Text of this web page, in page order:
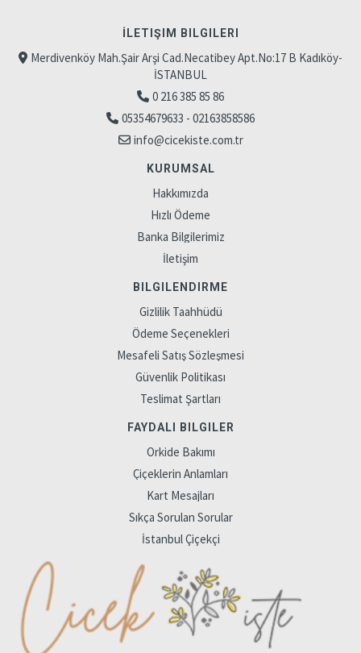
İLETIŞIM BILGILERI
Merdivenköy Mah.Şair Arşi Cad.Necatibey Apt.No:17 B Kadıköy-
İSTANBUL
0 216 385 85 86
05354679633 - 02163858586
info@cicekiste.com.tr
KURUMSAL
Hakkımızda
Hızlı Ödeme
Banka Bilgilerimiz
İletişim
BILGILENDIRME
Gizlilik Taahhüdü
Ödeme Seçenekleri
Mesafeli Satış Sözleşmesi
Güvenlik Politikası
Teslimat Şartları
FAYDALI BILGILER
Orkide Bakımı
Çiçeklerin Anlamları
Kart Mesajları
Sıkça Sorulan Sorular
İstanbul Çiçekçi